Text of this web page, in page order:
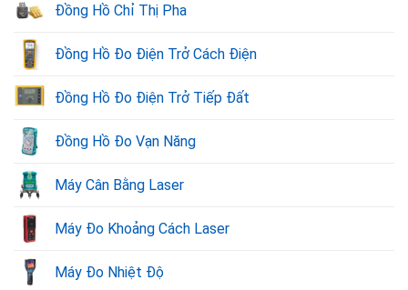
Đồng Hồ Chỉ Thị Pha
Đồng Hồ Đo Điện Trở Cách Điện
Đồng Hồ Đo Điện Trở Tiếp Đất
Đồng Hồ Đo Vạn Năng
Máy Cân Bằng Laser
Máy Đo Khoảng Cách Laser
Máy Đo Nhiệt Độ